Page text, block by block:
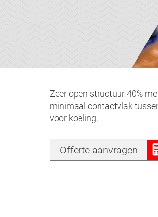
Zeer open structuur 40%
minimaal contactvlak
voor koeling.
Offerte aanvragen